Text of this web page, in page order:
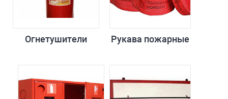
Огнетушители Рукава пожарные